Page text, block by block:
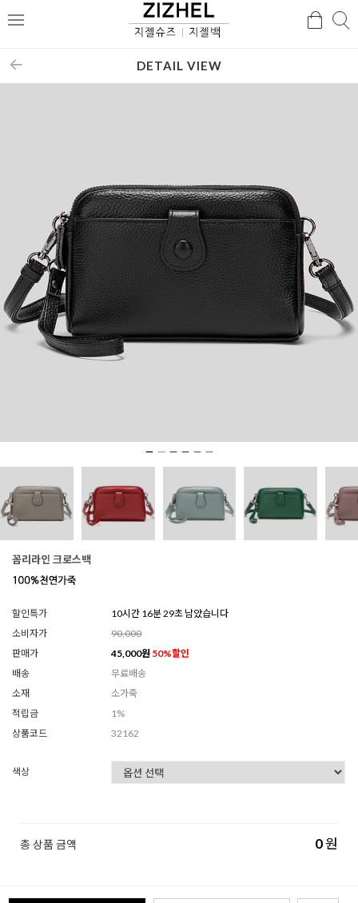
메
검
DETAIL VIEW
꼼리라인 크로스백
할인특가
10시간 16분 27초 남았습니다
소비자가
90,000
판매가
45,000원 50%할인
배송
무료배송
소재
소가죽
적립금
1%
상품코드
32162
색상
총 상품 금액 0원